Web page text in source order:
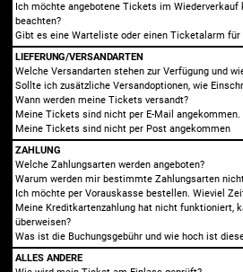
Ich möchte angebotene Tickets im
beachten?
Gibt es eine Warteliste oder einen Ticketalarm für
LIEFERUNG/VERSANDARTEN
Welche Versandarten stehen zur Verfügung und
Sollte ich zusätzliche Versandoptionen, wie
Wann werden meine Tickets versandt?
Meine Tickets sind nicht per E-Mail angekommen.
Meine Tickets sind nicht per Post angekommen
ZAHLUNG
Welche Zahlungsarten werden angeboten?
Warum werden mir bestimmte Zahlungsarten
Ich möchte per Vorauskasse bestellen. Wieviel
Meine Kreditkartenzahlung hat nicht funktioniert,
überweisen?
Was ist die Buchungsgebühr und wie hoch ist
ALLES ANDERE